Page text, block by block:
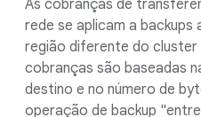
As cobranças de
rede se aplicam a backups
região diferente do cluster
cobranças são baseadas
destino e no número de
operação de backup